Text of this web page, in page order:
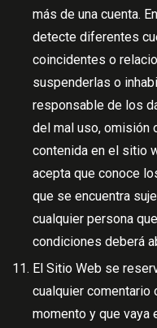
más de una cuenta.
detecte diferentes
coincidentes o
suspenderlas o
responsable de los
del mal uso, omisión
contenida en el sitio
acepta que conoce
que se encuentra
cualquier persona
condiciones deberá
El Sitio Web se
cualquier comentario
momento y que vaya